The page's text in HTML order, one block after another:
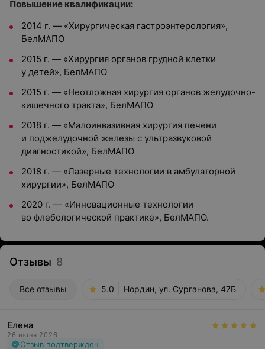
Повышение квалификации:
2014 г. — «Хирургическая гастроэнтерология»,
БелМАПО
2015 г. — «Хирургия органов грудной клетки
у детей», БелМАПО
2015 г. — «Неотложная хирургия органов желудочно-
кишечного тракта», БелМАПО
2018 г. — «Малоинвазивная хирургия печени
и поджелудочной железы с ультразвуковой
диагностикой», БелМАПО
2018 г. — «Лазерные технологии в амбулаторной
хирургии», БелМАПО
2020 г. — «Инновационные технологии
во флебологической практике», БелМАПО.
Отзывы 8
Все отзывы 5.0 Нордин, ул. Сурганова, 47Б
Елена
26 июня 2026
Отзыв подтвержден